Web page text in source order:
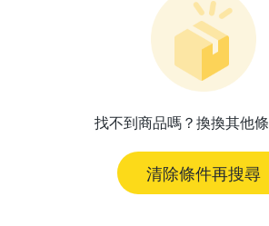
找不到商品嗎？換換其他條
清除條件再搜尋